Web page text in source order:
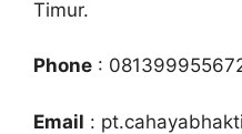
Timur.
Phone :
Email :